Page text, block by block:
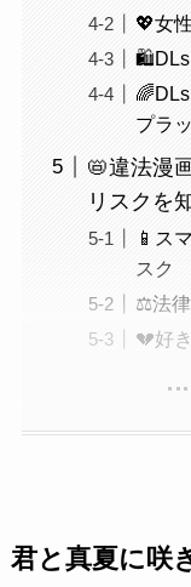
💖女
プラ
📛違法漫
リスクを
📱ス
スク
⚖️法
💔好
君と真夏に咲